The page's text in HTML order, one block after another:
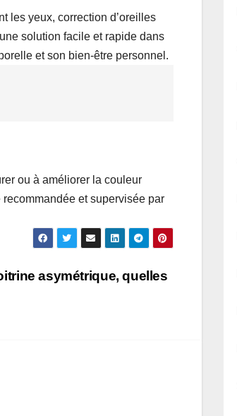
les yeux, correction d’oreilles
solution facile et rapide dans
et son bien-être personnel.
ou à améliorer la couleur
et supervisée par
asymétrique, quelles